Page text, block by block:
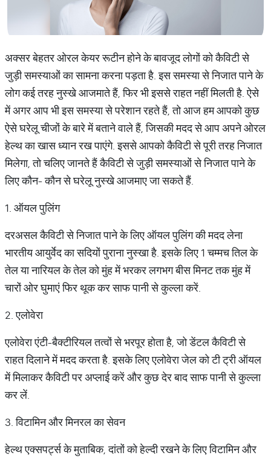
अक्सर बेहतर ओरल केयर रूटीन होने के बावजूद लोगों को कैविटी से
जुड़ी समस्याओं का सामना करना पड़ता है. इस समस्या से निजात पाने के
लोग कई तरह नुस्खे आजमाते हैं, फिर भी इससे राहत नहीं मिलती है. ऐसे
में अगर आप भी इस समस्या से परेशान रहते हैं, तो आज हम आपको कुछ
ऐसे घरेलू चीजों के बारे में बताने वाले हैं, जिसकी मदद से आप अपने ओरल
हेल्थ का खास ध्यान रख पाएंगे. इससे आपको कैविटी से पूरी तरह निजात
मिलेगा, तो चलिए जानते हैं कैविटी से जुड़ी समस्याओं से निजात पाने के
लिए कौन- कौन से घरेलू नुस्खे आजमाए जा सकते हैं.
1. ऑयल पुलिंग
दरअसल कैविटी से निजात पाने के लिए ऑयल पुलिंग की मदद लेना
भारतीय आयुर्वेद का सदियों पुराना नुस्खा है. इसके लिए 1 चम्मच तिल के
तेल या नारियल के तेल को मुंह में भरकर लगभग बीस मिनट तक मुंह में
चारों ओर घुमाएं फिर थूक कर साफ पानी से कुल्ला करें.
2. एलोवेरा
एलोवेरा एंटी-बैक्टीरियल तत्वों से भरपूर होता है, जो डेंटल कैविटी से
राहत दिलाने में मदद करता है. इसके लिए एलोवेरा जेल को टी ट्री ऑयल
में मिलाकर कैविटी पर अप्लाई करें और कुछ देर बाद साफ पानी से कुल्ला
कर लें.
3. विटामिन और मिनरल का सेवन
हेल्थ एक्सपर्ट्स के मुताबिक, दांतों को हेल्दी रखने के लिए विटामिन और